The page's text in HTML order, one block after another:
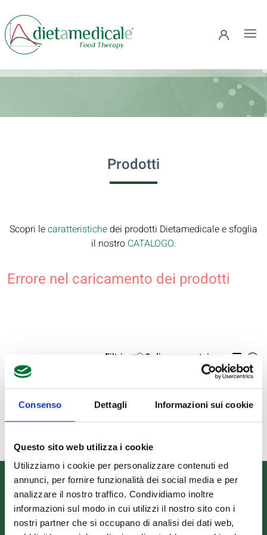
Consenso Dettagli Informazioni sui cookie
Questo sito web utilizza i cookie
Utilizziamo i cookie per personalizzare contenuti ed
annunci, per fornire funzionalità dei social media e per
analizzare il nostro traffico. Condividiamo inoltre
informazioni sul modo in cui utilizzi il nostro sito con i
nostri partner che si occupano di analisi dei dati web,
Prodotti
Scopri lecaratteristichedei prodotti Dietamedicale e sfoglia
il nostro CATALOGO.
Errore nel caricamento dei prodotti
Filtri: Ordina per proteine:
Informazioni